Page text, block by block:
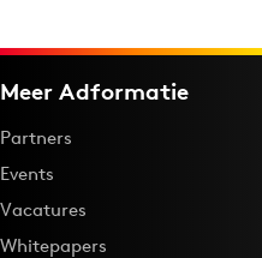
Meer Adformatie
Partners
Events
Vacatures
Whitepapers